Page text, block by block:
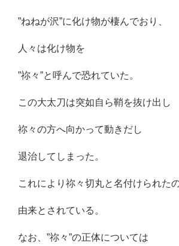
”ねねが沢”に化け物が棲んでおり、
人々は化け物を
”祢々”と呼んで恐れていた。
この大太刀は突如自ら鞘を抜け出し
祢々の方へ向かって動きだし
退治してしまった。
これにより祢々切丸と名付けられた
由来とされている。
なお、”祢々”の正体については